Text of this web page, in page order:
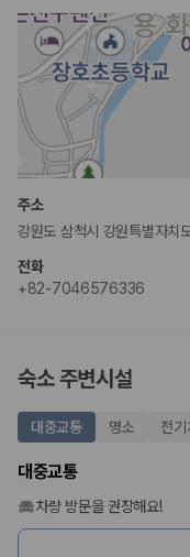
누적 이용 고객수
20,871,562명
사용자 리뷰
175,206건
예약 가능 차량
67,123대
전국 렌트카 지점
1,829개
제주렌트카 가격
Q. 제주렌트카 가격비교
A. 대여일, 반납일, 인수 지
보험 조건, 예약 가능 차량
Q. 가족 여행에는 어떤 제
제주렌트카 가격
제주도 렌트카 실시간
제주 렌트카 예약
국내 렌트카 가격비교
주소
강원도 삼척시 강원특별자치
전화
+82-7046576336
숙소 주변시설
대중교통 명소 전기
대중교통
차량 방문을 권장해요!